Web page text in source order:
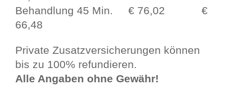
Behandlung 45 Min.
€ 76,02 €
66,48
Private Zusatzversicherungen können
bis zu 100% refundieren.
Alle Angaben ohne Gewähr!